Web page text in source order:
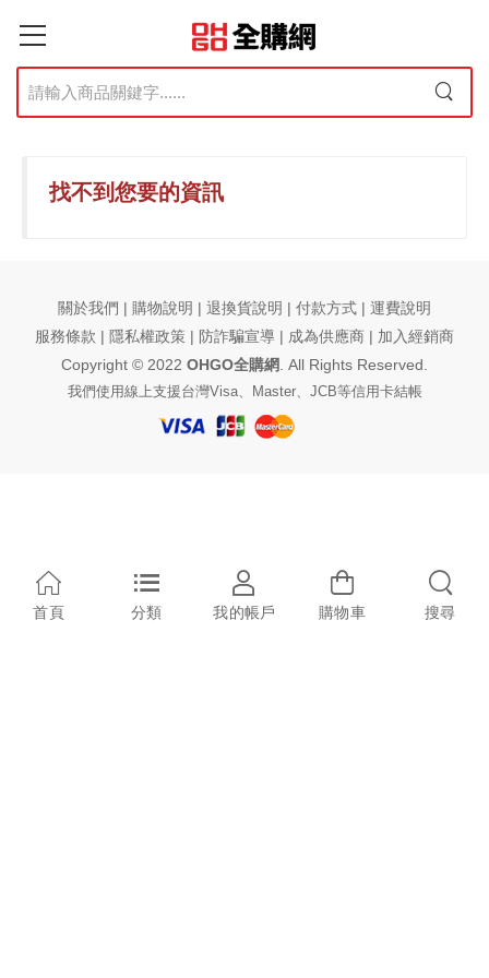
找不到您要的資訊
關於我們 | 購物說明 | 退換貨說明 | 付款方式 | 運費說明
服務條款 | 隱私權政策 | 防詐騙宣導 | 成為供應商 | 加入經銷商
Copyright © 2022 OHGO全購網 . All Rights Reserved.
我們使用線上支援台灣Visa、Master、JCB等信用卡結帳
首頁 分類 我的帳戶 購物車 搜尋